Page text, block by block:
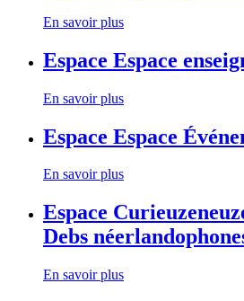
En savoir plus
Espace Espace
En savoir plus
Espace Espace
En savoir plus
Espace
Debs
En savoir plus